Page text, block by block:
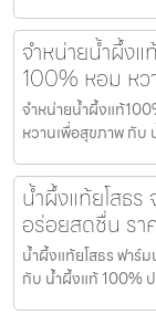
จำหน่ายน้ำผึ้ง
100% หอม ห
จำหน่ายน้ำผึ้งแท้
หวานเพื่อสุขภาพ กับ
น้ำผึ้งแท้ยโสธ
อร่อยสดชื่น รา
น้ำผึ้งแท้ยโสธร ฟาร์
กับ น้ำผึ้งแท้ 100%